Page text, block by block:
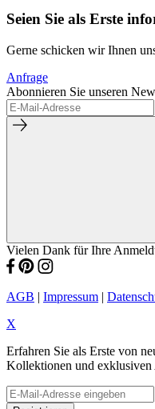
Seien Sie als Erste
Gerne schicken wir Ihnen
Anfrage
Abonnieren Sie unseren
Vielen Dank für Ihre
AGB | Impressum |
X
Erfahren Sie als Erste von
Kollektionen und exklusiven